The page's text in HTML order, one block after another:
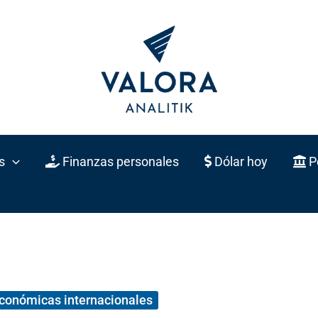
Finanzas personales Dólar hoy
internacionales